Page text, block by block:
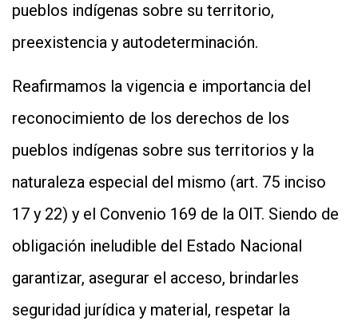
pueblos indígenas sobre su territorio,
preexistencia y autodeterminación.
Reafirmamos la vigencia e importancia del
reconocimiento de los derechos de los
pueblos indígenas sobre sus territorios y la
naturaleza especial del mismo (art. 75 inciso
17 y 22) y el Convenio 169 de la OIT. Siendo de
obligación ineludible del Estado Nacional
garantizar, asegurar el acceso, brindarles
seguridad jurídica y material, respetar la